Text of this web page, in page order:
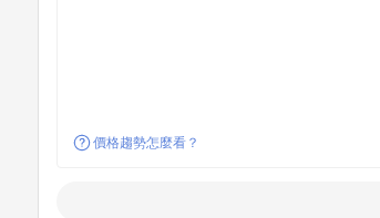
價格趨勢怎麼看？